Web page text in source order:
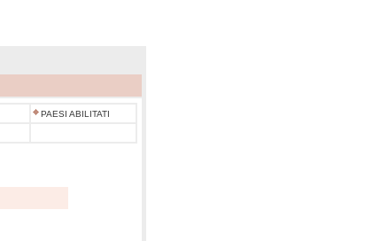
PAESI ABILITATI